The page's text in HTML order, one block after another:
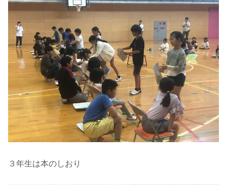
３年生は本のしおり